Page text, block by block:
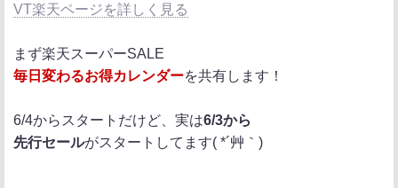
VT楽天ページを詳しく見る
まず楽天スーパーSALE
毎日変わるお得カレンダーを共有します！
6/4からスタートだけど、実は6/3から
先行セールがスタートしてます( *´艸｀)